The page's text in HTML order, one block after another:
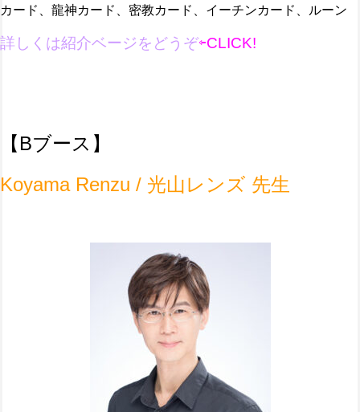
カード、龍神カード、密教カード、イーチンカード、ルーン
詳しくは紹介ベージを どうぞ⇦CLICK!
【Bブース】
Koyama Renzu / 光山レンズ 先生